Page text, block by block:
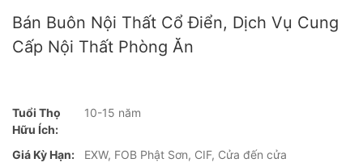
Bán Buôn Nội Thất Cổ Điển, Dịch Vụ Cung
Cấp Nội Thất Phòng Ăn
Tuổi Thọ
Hữu Ích:
10-15 năm
Giá Kỳ Hạn:
EXW, FOB Phật Sơn, CIF, Cửa đến cửa